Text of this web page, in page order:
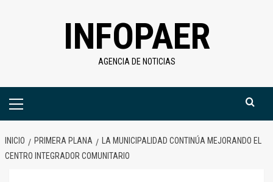
INFOPAER
AGENCIA DE NOTICIAS
Menú
INICIO PRIMERA PLANA
LA MUNICIPALIDAD CONTINÚA MEJORANDO EL
CENTRO INTEGRADOR COMUNITARIO